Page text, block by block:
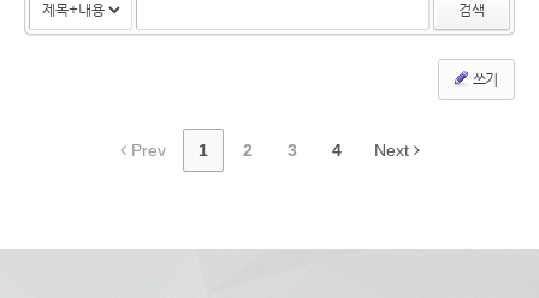
검색
쓰기
Prev 1 2 3 4 Next